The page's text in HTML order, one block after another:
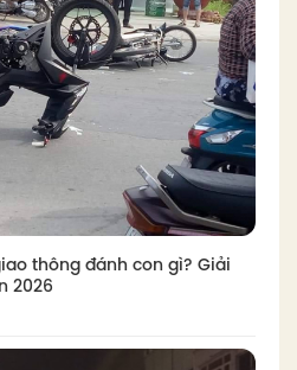
thông đánh con gì? Giải
2026